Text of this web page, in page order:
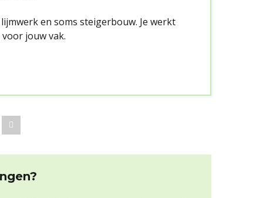
en soms steigerbouw. Je werkt
jouw vak.